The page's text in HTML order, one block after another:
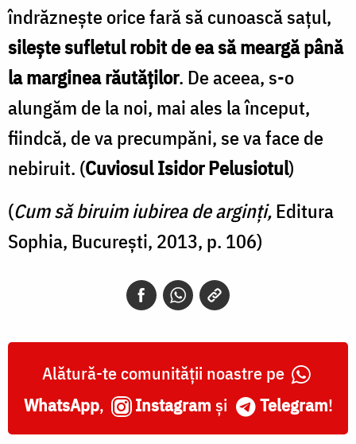
îndrăznește orice fară să cunoască sațul,
silește sufletul robit de ea să meargă până
la marginea răutăților. De aceea, s-o
alungăm de la noi, mai ales la început,
fiindcă, de va precumpăni, se va face de
nebiruit. (Cuviosul Isidor Pelusiotul)
(Cum să biruim iubirea de arginți,Editura
Sophia, București, 2013, p. 106)
Alătură-te comunității noastre pe
WhatsApp, Instagram și Telegram!